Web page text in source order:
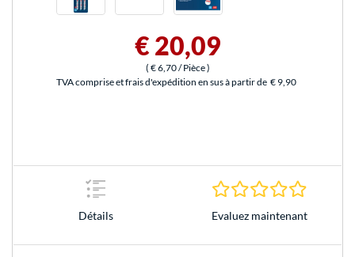
€ 20,09
( € 6,70/ Pièce)
TVA comprise et frais d'expédition en sus à partir de € 9,90
Détails Evaluez maintenant